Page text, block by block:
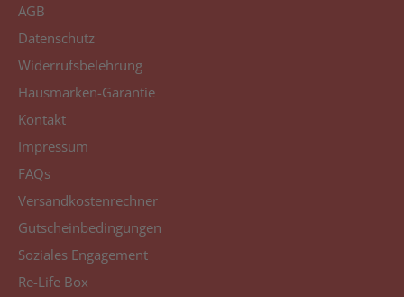
AGB
Datenschutz
Widerrufsbelehrung
Hausmarken-Garantie
Kontakt
Impressum
FAQs
Versandkostenrechner
Gutscheinbedingungen
Soziales Engagement
Re-Life Box